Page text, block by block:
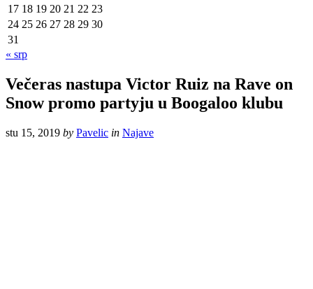
17 18 19 20 21 22 23
24 25 26 27 28 29 30
31
« srp
Večeras nastupa Victor Ruiz na Rave on
Snow promo partyju u Boogaloo klubu
stu 15, 2019 by Pavelic in Najave